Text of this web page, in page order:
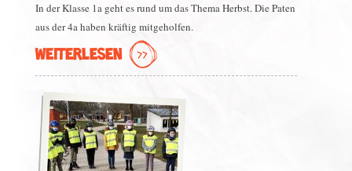
In der Klasse 1a geht es rund um das Thema Herbst. Die Paten
aus der 4a haben kräftig mitgeholfen.
WEITERLESEN